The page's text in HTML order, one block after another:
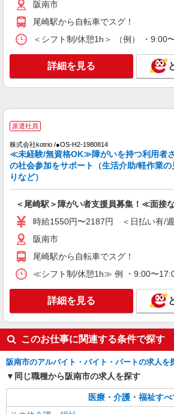
阪南市
尾崎駅から自転車でスグ！
＜シフト制/休憩1h＞ （例） ・
詳細を見る
派遣社員
株式会社kotrio /●OS-H2-1980814
≪未経験/無資格OK≫障がいを持つ利用者
の社会参加をサポート（生活介助/軽作業の
りなど）
＜尾崎駅＞障がい者支援員募集！≪面
時給1550円〜2187円 ＜日払い有/
阪南市
尾崎駅から自転車でスグ！
≪シフト制/休憩1h≫ 例 ・9:00〜
詳細を見る
このお仕事に関連する条件で探す
阪南市のアルバイト・バイト・パートの求人を
同じ職種から阪南市の求人を探す
医療・介護・福祉すべ